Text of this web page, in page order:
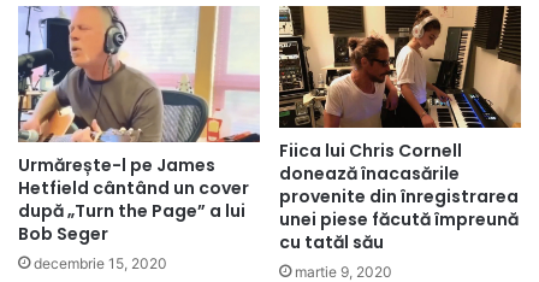
Urmărește-l pe James
Hetfield cântând un cover
după „Turn the Page” a lui
Bob Seger
decembrie 15, 2020
Fiica lui Chris Cornell
donează înacasările
provenite din înregistrarea
unei piese făcută împreună
cu tatăl său
martie 9, 2020